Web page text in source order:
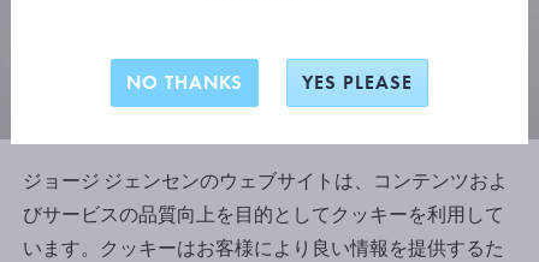
ハート (Heart) キーリング
ジョージ ジェンセンのウェブサイトは、コンテンツおよ
びサービスの品質向上を目的としてクッキーを利用して
います。クッキーはお客様により良い情報を提供するた
NO THANKS YES PLEASE